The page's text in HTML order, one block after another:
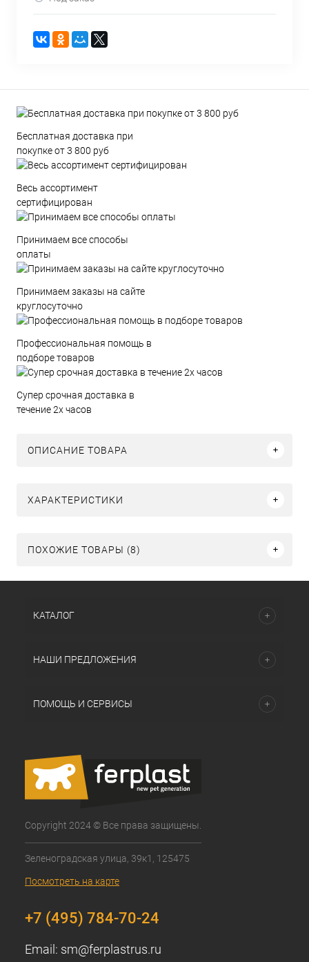
Бесплатная доставка при
покупке от 3 800 руб
Весь ассортимент
сертифицирован
Принимаем все способы
оплаты
Принимаем заказы на сайте
круглосуточно
Профессиональная помощь в
подборе товаров
Супер срочная доставка в
течение 2х часов
ОПИСАНИЕ ТОВАРА
ХАРАКТЕРИСТИКИ
ПОХОЖИЕ ТОВАРЫ (8)
КАТАЛОГ
НАШИ ПРЕДЛОЖЕНИЯ
ПОМОЩЬ И СЕРВИСЫ
Copyright 2024 © Все права защищены.
Зеленоградская улица, 39к1, 125475
Посмотреть на карте
+7 (495) 784-70-24
Email: sm@ferplastrus.ru